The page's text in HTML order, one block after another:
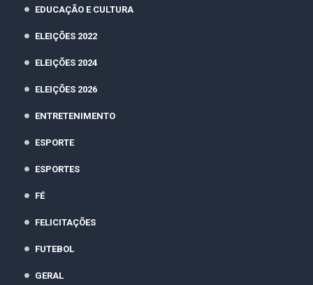
EDUCAÇÃO E CULTURA
ELEIÇÕES 2022
ELEIÇÕES 2024
ELEIÇÕES 2026
ENTRETENIMENTO
ESPORTE
ESPORTES
FÉ
FELICITAÇÕES
FUTEBOL
GERAL